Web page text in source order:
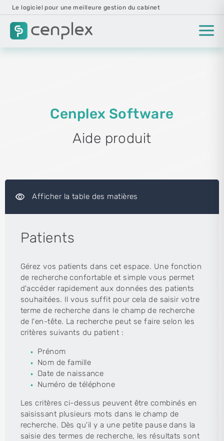
Le logiciel pour une meilleure gestion du cabinet
Cenplex Software
Aide produit
visibility Afficher la table des matières
Patients
Gérez vos patients dans cet espace. Une fonction
de recherche confortable et simple vous permet
d'accéder rapidement aux données des patients
souhaitées. Il vous suffit pour cela de saisir votre
terme de recherche dans le champ de recherche
de l'en-tête. La recherche peut se faire selon les
critères suivants du patient :
Prénom
Nom de famille
Date de naissance
Numéro de téléphone
Les critères ci-dessus peuvent être combinés en
saisissant plusieurs mots dans le champ de
recherche. Dès qu'il y a une petite pause dans la
saisie des termes de recherche, les résultats sont